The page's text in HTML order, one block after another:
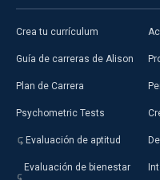
Crea tu currículum
Guía de carreras de Alison
Plan de Carrera
Psychometric Tests
Evaluación de aptitud
Evaluación de bienestar